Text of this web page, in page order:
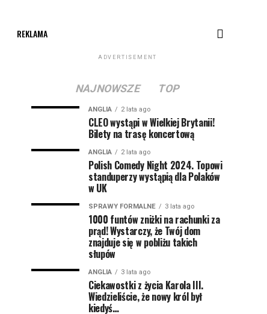
REKLAMA
ADVERTISEMENT
NAJNOWSZE TOP
ANGLIA 2 lata ago
CLEO wystąpi w Wielkiej Brytanii!
Bilety na trasę koncertową
ANGLIA 2 lata ago
Polish Comedy Night 2024. Topowi
standuperzy wystąpią dla Polaków
w UK
SPRAWY FORMALNE 3 lata ago
1000 funtów zniżki na rachunki za
prąd! Wystarczy, że Twój dom
znajduje się w pobliżu takich
słupów
ANGLIA 3 lata ago
Ciekawostki z życia Karola III.
Wiedzieliście, że nowy król był
kiedyś…